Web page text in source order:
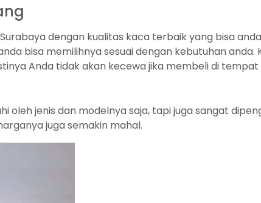
dengan kualitas kaca terbaik yang bisa
bisa memilihnya sesuai dengan kebutuhan anda.
Anda tidak akan kecewa jika membeli di tempat
oleh jenis dan modelnya saja, tapi juga sangat
juga semakin mahal.